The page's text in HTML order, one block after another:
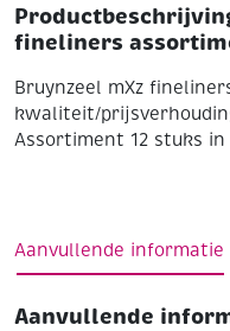
fineliners
Bruynzeel mXz
kwaliteit/
Assortiment 12 stuks
Aanvullende informatie
Aanvullende